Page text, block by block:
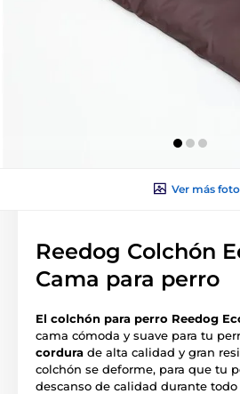
Ver más
Reedog Colchón
Cama para perro
El colchón para perro Reedog
cama cómoda y suave para tu
cordura de alta calidad y gran
colchón se deforme, para que tu
descanso de calidad durante